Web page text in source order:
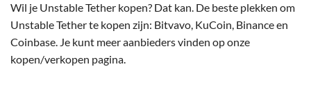
Wil je Unstable Tether kopen? Dat kan. De beste plekken om
Unstable Tether te kopen zijn: Bitvavo, KuCoin, Binance en
Coinbase. Je kunt meer aanbieders vinden op onze
kopen/verkopen pagina.